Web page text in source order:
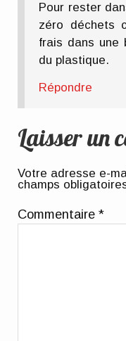
Pour rester
zéro déchets
frais dans une
du plastique.
Répondre
Laisser un
Votre adresse e-
champs
Commentaire*